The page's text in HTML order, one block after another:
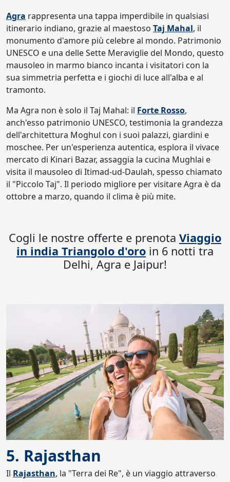
Agra rappresenta una tappa imperdibile in qualsiasi
itinerario indiano, grazie al maestoso Taj Mahal, il
monumento d'amore più celebre al mondo. Patrimonio
UNESCO e una delle Sette Meraviglie del Mondo, questo
mausoleo in marmo bianco incanta i visitatori con la
sua simmetria perfetta e i giochi di luce all'alba e al
tramonto.
Ma Agra non è solo il Taj Mahal: il Forte Rosso,
anch'esso patrimonio UNESCO, testimonia la grandezza
dell'architettura Moghul con i suoi palazzi, giardini e
moschee. Per un'esperienza autentica, esplora il vivace
mercato di Kinari Bazar, assaggia la cucina Mughlai e
visita il mausoleo di Itimad-ud-Daulah, spesso chiamato
il "Piccolo Taj". Il periodo migliore per visitare Agra è da
ottobre a marzo, quando il clima è più mite.
Cogli le nostre offerte e prenota Viaggio
in india Triangolo d'oro in 6 notti tra
Delhi, Agra e Jaipur!
5. Rajasthan
Il Rajasthan, la "Terra dei Re", è un viaggio attraverso